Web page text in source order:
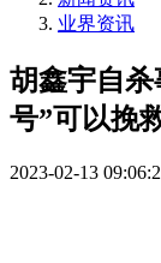
业界资讯
胡鑫宇自
号”可以挽
2023-02-13